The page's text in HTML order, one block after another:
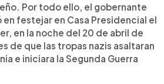
Por todo ello, el gobernante
festejar en Casa Presidencial el
en la noche del 20 de abril de
de que las tropas nazis asaltaran
e iniciara la Segunda Guerra